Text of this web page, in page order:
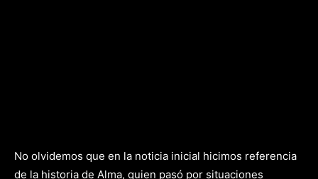
No olvidemos que en la noticia inicial hicimos referencia
de la historia de Alma, quien pasó por situaciones